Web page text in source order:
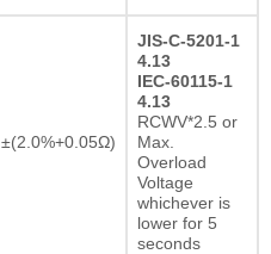
±(2.0%+0.05Ω)
JIS-C-5201-1
4.13
IEC-60115-1
4.13
RCWV*2.5 or
Max.
Overload
Voltage
whichever is
lower for 5
seconds